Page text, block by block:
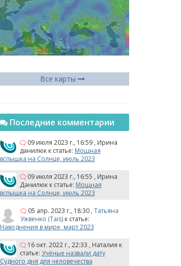
Все карты
Последние комментарии
09 июля 2023 г., 16:59 , Ирина
данилюк к статье: Мощная
вспышка на Солнце, июль 2023
09 июля 2023 г., 16:55 , Ирина
Данилюк к статье: Мощная
вспышка на Солнце, июль 2023
05 апр. 2023 г., 18:30 , Татьяна
Ужвенко (Tais) к статье:
Наводнения в мире, март 2023
16 окт. 2022 г., 22:33 , Наталия к
статье: Учёные назвали дату
Судного дня для человечества